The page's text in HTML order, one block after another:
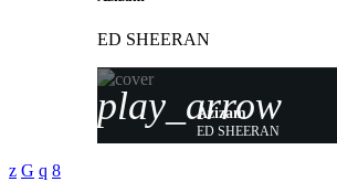
ED SHEERAN
play_arrow
Azizam
ED SHEERAN